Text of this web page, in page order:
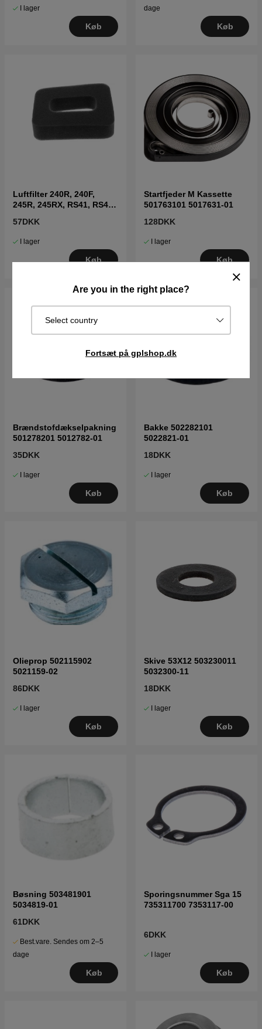
Are you in the right place?
Select country
Fortsæt på gplshop.dk
I lager
Køb
dage
Køb
Luftfilter 240R, 240F,
245R, 245RX, RS41, RS44,
57DKK
I lager
Køb
Startfjeder M Kassette
501763101 5017631-01
128DKK
I lager
Køb
Brændstofdækselpakning
501278201 5012782-01
35DKK
I lager
Køb
Bakke 502282101
5022821-01
18DKK
I lager
Køb
Olieprop 502115902
5021159-02
86DKK
I lager
Køb
Skive 53X12 503230011
5032300-11
18DKK
I lager
Køb
Bøsning 503481901
5034819-01
61DKK
Best.vare. Sendes om 2–5
dage
Køb
Sporingsnummer Sga 15
735311700 7353117-00
6DKK
I lager
Køb